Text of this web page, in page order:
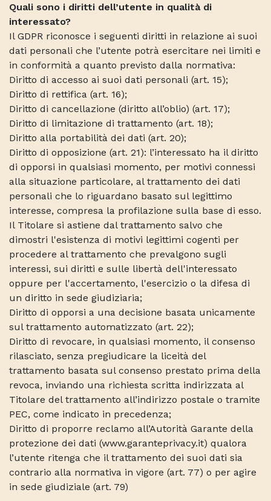
Quali sono i diritti dell’utente in qualità di
interessato?
Il GDPR riconosce i seguenti diritti in relazione ai suoi
dati personali che l’utente potrà esercitare nei limiti e
in conformità a quanto previsto dalla normativa:
Diritto di accesso ai suoi dati personali (art. 15);
Diritto di rettifica (art. 16);
Diritto di cancellazione (diritto all’oblio) (art. 17);
Diritto di limitazione di trattamento (art. 18);
Diritto alla portabilità dei dati (art. 20);
Diritto di opposizione (art. 21): l’interessato ha il diritto
di opporsi in qualsiasi momento, per motivi connessi
alla situazione particolare, al trattamento dei dati
personali che lo riguardano basato sul legittimo
interesse, compresa la profilazione sulla base di esso.
Il Titolare si astiene dal trattamento salvo che
dimostri l'esistenza di motivi legittimi cogenti per
procedere al trattamento che prevalgono sugli
interessi, sui diritti e sulle libertà dell'interessato
oppure per l'accertamento, l'esercizio o la difesa di
un diritto in sede giudiziaria;
Diritto di opporsi a una decisione basata unicamente
sul trattamento automatizzato (art. 22);
Diritto di revocare, in qualsiasi momento, il consenso
rilasciato, senza pregiudicare la liceità del
trattamento basata sul consenso prestato prima della
revoca, inviando una richiesta scritta indirizzata al
Titolare del trattamento all’indirizzo postale o tramite
PEC, come indicato in precedenza;
Diritto di proporre reclamo all’Autorità Garante della
protezione dei dati (www.garanteprivacy.it) qualora
l’utente ritenga che il trattamento dei suoi dati sia
contrario alla normativa in vigore (art. 77) o per agire
in sede giudiziale (art. 79)